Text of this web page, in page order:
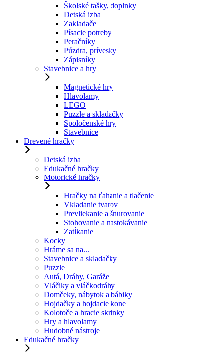
Školské tašky, doplnky
Detská izba
Zakladače
Písacie potreby
Peračníky
Púzdra, prívesky
Zápisníky
Stavebnice a hry
Magnetické hry
Hlavolamy
LEGO
Puzzle a skladačky
Spoločenské hry
Stavebnice
Drevené hračky
Detská izba
Edukačné hračky
Motorické hračky
Hračky na ťahanie a tlačenie
Vkladanie tvarov
Prevliekanie a šnurovanie
Stohovanie a nastokávanie
Zatĺkanie
Kocky
Hráme sa na...
Stavebnice a skladačky
Puzzle
Autá, Dráhy, Garáže
Vláčiky a vláčkodráhy
Domčeky, nábytok a bábiky
Hojdačky a hojdacie kone
Kolotoče a hracie skrinky
Hry a hlavolamy
Hudobné nástroje
Edukačné hračky